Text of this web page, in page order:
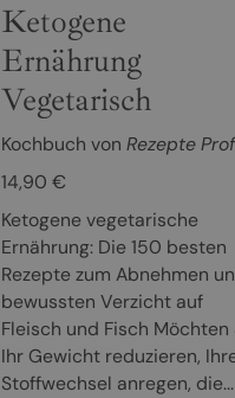
Ketogene
Ernährung
Vegetarisch
Kochbuch von Rezepte
14,90 €
Ketogene vegetarische
Ernährung: Die 150 besten
Rezepte zum Abnehmen
bewussten Verzicht auf
Fleisch und Fisch Möchten
Ihr Gewicht reduzieren,
Stoffwechsel anregen, die...